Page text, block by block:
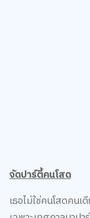
หนักสักคืน ฉลองควา
เหงาวันวาเลนไทน์ไ